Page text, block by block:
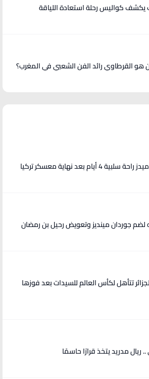
كواليس رحلة استعادة اللياقة
بعد نهاية معسكر تركيا
جوردان مينديز وتعويض رحيل بن رمضان
مرة في تاريخها .. الجزائر تتأهل لكأس العالم للسيدات بعد فوزها